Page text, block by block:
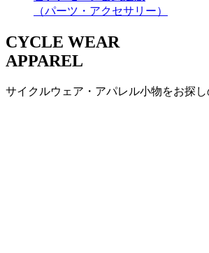
（パーツ・アクセサリー）
CYCLE WEAR
APPAREL
サイクルウェア・アパレル小物をお探